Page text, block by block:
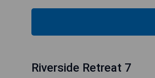
Riverside Retreat 7